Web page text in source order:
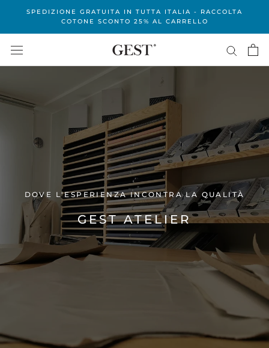
contenuto
SPEDIZIONE GRATUITA IN TUTTA ITALIA - RACCOLTA
COTONE SCONTO 25% AL CARRELLO
DOVE L'ESPERIENZA INCONTRA LA QUALITÀ
GEST ATELIER